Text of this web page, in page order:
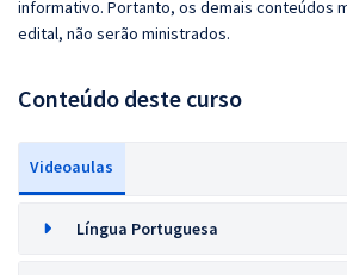
informativo. Portanto, os demais conteúdos
edital, não serão ministrados.
Conteúdo deste curso
Videoaulas
Língua Portuguesa